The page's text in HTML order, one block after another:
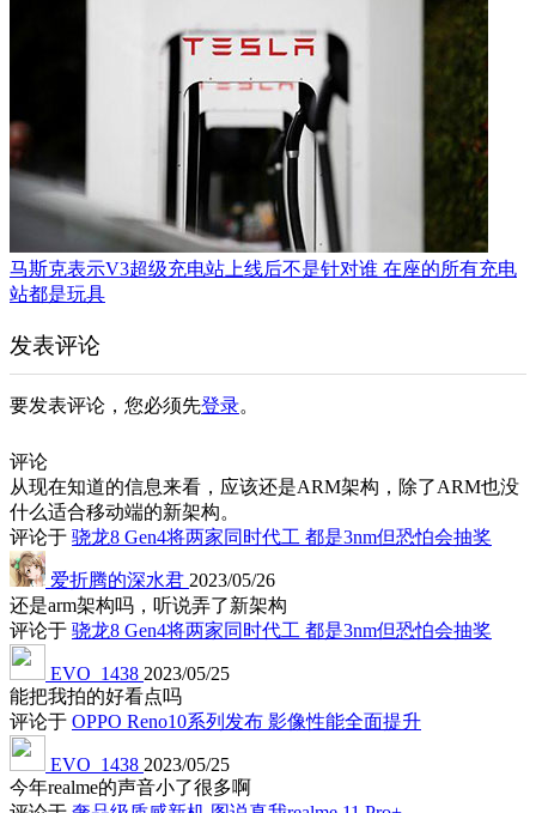
马斯克表示V3超级充电站上线后不是针对谁 在座的所有充电
站都是玩具
发表评论
要发表评论，您必须先登录。
评论
从现在知道的信息来看，应该还是ARM架构，除了ARM也没
什么适合移动端的新架构。
评论于 骁龙8 Gen4将两家同时代工 都是3nm但恐怕会抽奖
爱折腾的深水君 2023/05/26
还是arm架构吗，听说弄了新架构
评论于 骁龙8 Gen4将两家同时代工 都是3nm但恐怕会抽奖
EVO_1438 2023/05/25
能把我拍的好看点吗
评论于 OPPO Reno10系列发布 影像性能全面提升
EVO_1438 2023/05/25
今年realme的声音小了很多啊